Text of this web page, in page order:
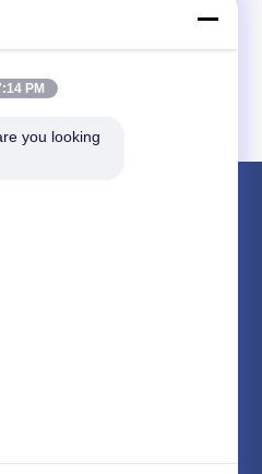
PM
you looking